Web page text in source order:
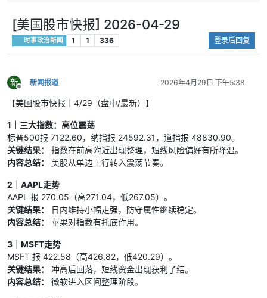
内容总结：窗口仍在，但共识不足。
4）乌克兰先核实俄方短暂停火提议：路透称乌
方将先向美方团队核对方案细节，再决定是否接
受。
内容总结：仍是试探性沟通阶段。
与伊朗外长会面并表达支持立场。
关键结果：俄方背书增强伊方谈判韧性。
内容总结：冲突更深嵌入大国博弈。
6）多边斡旋持续但机制偏弱：联合国与海湾层
面持续推动降级与航道恢复，但执行机制仍不完
备。
关键结果：斡旋未中断，执行端仍有断层。
内容总结：有外交通道，缺落实框架。
7）美国国内政治约束上升：战争授权、财政负
担与战略目标问责同步加强。
内容总结：华盛顿内部博弈影响外部行动。
8）冲突外溢至经济安全：能源、航运、电子链
条风险上升，成本传导至通胀预期。
关键结果：地缘风险已转化为经济政策压力。
内容总结：
5｜洲际附加
赛果：1-0（
内容总结：
[美国股市快报] 2026-04-29
时事政治新闻 1 1 336 登录后回复
新
离线
新闻报道 2026年4月29日 下午5:38
【美国股市快报｜4/29（盘中/最新）】
1｜三大指数：高位震荡
标普500报 7122.60，纳指报 24592.31，道指报 48830.90。
关键结果：
指数在前高附近出现整理，短线风险偏好有所降温。
内容总结：
美股从单边上行转入震荡节奏。
2｜AAPL走势
AAPL 报 270.05（高271.04，低267.05）。
关键结果：
日内维持小幅走强，防守属性继续稳定。
内容总结：
苹果对指数有托底作用。
3｜MSFT走势
MSFT 报 422.58（高426.82，低420.29）。
关键结果：
冲高后回落，短线资金出现获利了结。
内容总结：
微软进入区间整理阶段。